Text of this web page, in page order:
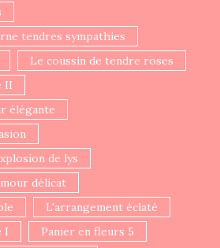
tendres sympathies
Le coussin de tendre roses
II
élégante
de lys
délicat
L'arrangement éclaté
I
Panier en fleurs 5